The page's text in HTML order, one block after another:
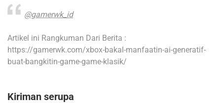
@gamerwk_id
Artikel ini Rangkuman Dari Berita :
https://gamerwk.com/xbox-bakal-manfaatin-ai-generatif-
buat-bangkitin-game-game-klasik/
Kiriman serupa